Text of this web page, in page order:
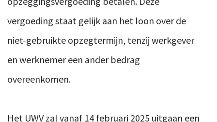
vergoeding staat gelijk aan het loon over de
niet-gebruikte opzegtermijn, tenzij werkgever
en werknemer een ander bedrag
overeenkomen.
Het UWV zal vanaf 14 februari 2025 uitgaan een